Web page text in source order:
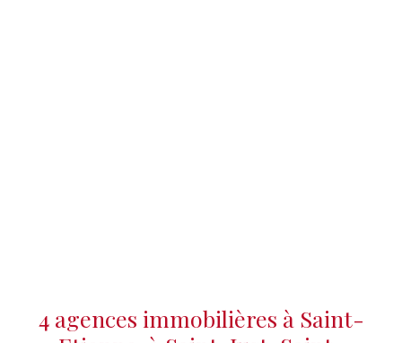
4 agences immobilières à Saint-